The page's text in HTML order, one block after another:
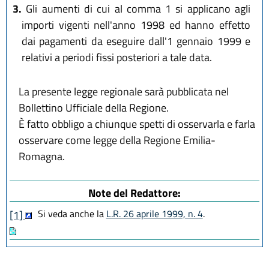
3. Gli aumenti di cui al comma 1 si applicano agli
importi vigenti nell'anno 1998 ed hanno effetto
dai pagamenti da eseguire dall'1 gennaio 1999 e
relativi a periodi fissi posteriori a tale data.
La presente legge regionale sarà pubblicata nel
Bollettino Ufficiale della Regione.
È fatto obbligo a chiunque spetti di osservarla e farla
osservare come legge della Regione Emilia-
Romagna.
Note del Redattore:
[1]
Si veda anche la L.R. 26 aprile 1999, n. 4.